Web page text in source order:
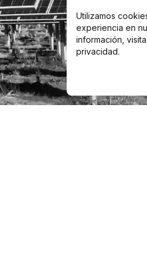
Utilizamos
experiencia en
información,
privacidad.